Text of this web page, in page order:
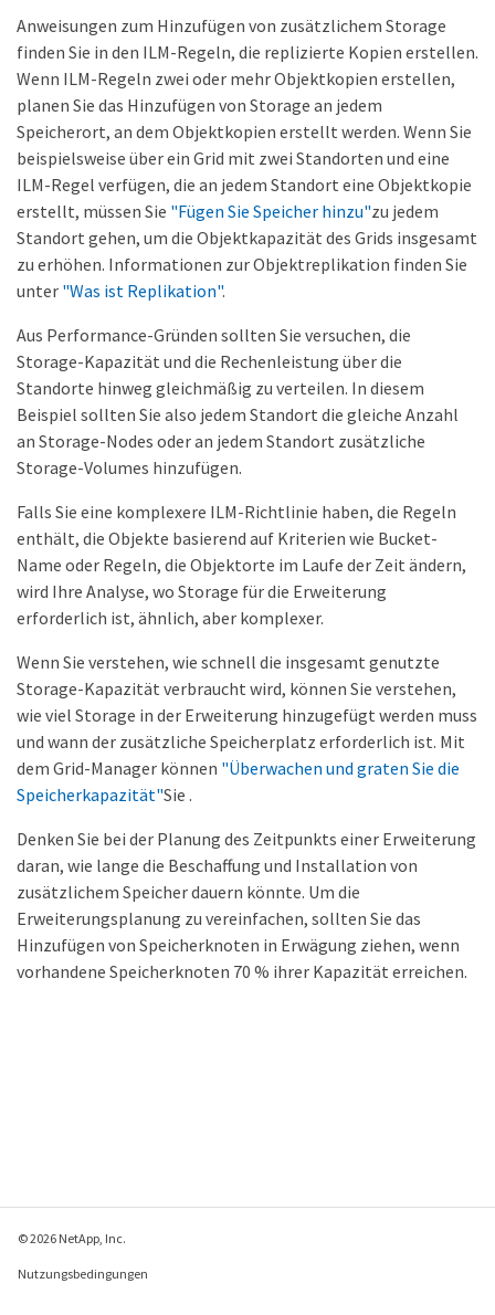
Anweisungen zum Hinzufügen von zusätzlichem Storage
finden Sie in den ILM-Regeln, die replizierte Kopien erstellen.
Wenn ILM-Regeln zwei oder mehr Objektkopien erstellen,
planen Sie das Hinzufügen von Storage an jedem
Speicherort, an dem Objektkopien erstellt werden. Wenn Sie
beispielsweise über ein Grid mit zwei Standorten und eine
ILM-Regel verfügen, die an jedem Standort eine Objektkopie
erstellt, müssen Sie "Fügen Sie Speicher hinzu"zu jedem
Standort gehen, um die Objektkapazität des Grids insgesamt
zu erhöhen. Informationen zur Objektreplikation finden Sie
unter "Was ist Replikation".
Aus Performance-Gründen sollten Sie versuchen, die
Storage-Kapazität und die Rechenleistung über die
Standorte hinweg gleichmäßig zu verteilen. In diesem
Beispiel sollten Sie also jedem Standort die gleiche Anzahl
an Storage-Nodes oder an jedem Standort zusätzliche
Storage-Volumes hinzufügen.
Falls Sie eine komplexere ILM-Richtlinie haben, die Regeln
enthält, die Objekte basierend auf Kriterien wie Bucket-
Name oder Regeln, die Objektorte im Laufe der Zeit ändern,
wird Ihre Analyse, wo Storage für die Erweiterung
erforderlich ist, ähnlich, aber komplexer.
Wenn Sie verstehen, wie schnell die insgesamt genutzte
Storage-Kapazität verbraucht wird, können Sie verstehen,
wie viel Storage in der Erweiterung hinzugefügt werden muss
und wann der zusätzliche Speicherplatz erforderlich ist. Mit
dem Grid-Manager können "Überwachen und graten Sie die
Speicherkapazität"Sie .
Denken Sie bei der Planung des Zeitpunkts einer Erweiterung
daran, wie lange die Beschaffung und Installation von
zusätzlichem Speicher dauern könnte. Um die
Erweiterungsplanung zu vereinfachen, sollten Sie das
Hinzufügen von Speicherknoten in Erwägung ziehen, wenn
vorhandene Speicherknoten 70 % ihrer Kapazität erreichen.
© 2026 NetApp, Inc.
Nutzungsbedingungen